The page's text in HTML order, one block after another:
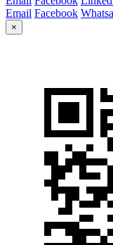
Email Facebook
×